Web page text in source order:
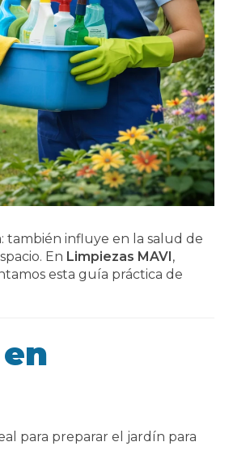
también influye en la salud de
En Limpiezas MAVI,
esta guía práctica de
para preparar el jardín para